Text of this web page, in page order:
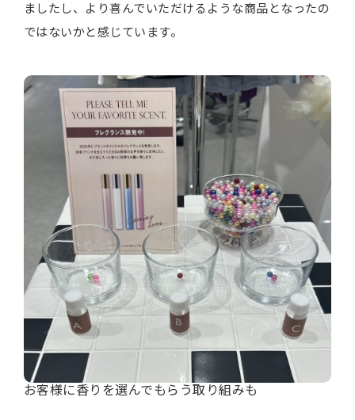
ましたし、より喜んでいただけるような商品となったの
ではないかと感じています。
お客様に香りを選んでもらう取り組みも